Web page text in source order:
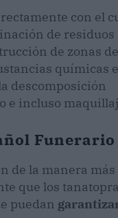
con el
de residuos
de zonas
químicas
descomposición
e incluso
Funerario
de la manera más
que los
puedan